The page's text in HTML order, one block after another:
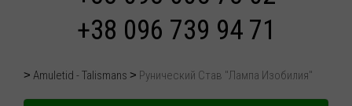
+38 096 739 94 71
Amuletid - Talismans Рунический Став "Лампа Изобилия"